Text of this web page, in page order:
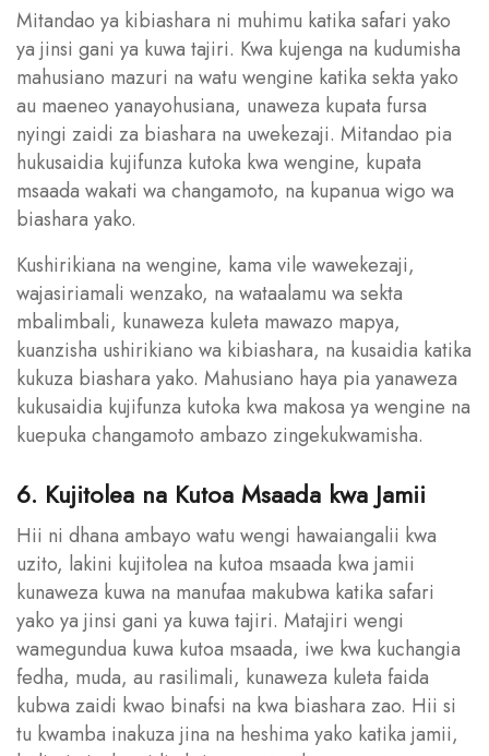
Mitandao ya kibiashara ni muhimu katika safari yako
ya jinsi gani ya kuwa tajiri. Kwa kujenga na kudumisha
mahusiano mazuri na watu wengine katika sekta yako
au maeneo yanayohusiana, unaweza kupata fursa
nyingi zaidi za biashara na uwekezaji. Mitandao pia
hukusaidia kujifunza kutoka kwa wengine, kupata
msaada wakati wa changamoto, na kupanua wigo wa
biashara yako.
Kushirikiana na wengine, kama vile wawekezaji,
wajasiriamali wenzako, na wataalamu wa sekta
mbalimbali, kunaweza kuleta mawazo mapya,
kuanzisha ushirikiano wa kibiashara, na kusaidia katika
kukuza biashara yako. Mahusiano haya pia yanaweza
kukusaidia kujifunza kutoka kwa makosa ya wengine na
kuepuka changamoto ambazo zingekukwamisha.
6. Kujitolea na Kutoa Msaada kwa Jamii
Hii ni dhana ambayo watu wengi hawaiangalii kwa
uzito, lakini kujitolea na kutoa msaada kwa jamii
kunaweza kuwa na manufaa makubwa katika safari
yako ya jinsi gani ya kuwa tajiri. Matajiri wengi
wamegundua kuwa kutoa msaada, iwe kwa kuchangia
fedha, muda, au rasilimali, kunaweza kuleta faida
kubwa zaidi kwao binafsi na kwa biashara zao. Hii si
tu kwamba inakuza jina na heshima yako katika jamii,